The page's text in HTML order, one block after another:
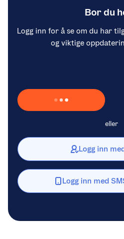
Bor du
Logg inn for å se om du har
og viktige
Laster inn Vipps …
eller
Logg inn
Logg inn med